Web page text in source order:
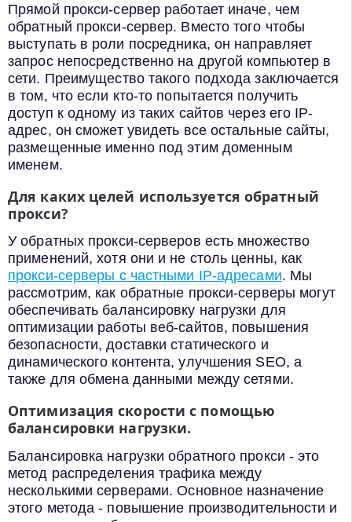
Прямой прокси-сервер работает иначе, чем
обратный прокси-сервер. Вместо того чтобы
выступать в роли посредника, он направляет
запрос непосредственно на другой компьютер в
сети. Преимущество такого подхода заключается
в том, что если кто-то попытается получить
доступ к одному из таких сайтов через его IP-
адрес, он сможет увидеть все остальные сайты,
размещенные именно под этим доменным
именем.
Для каких целей используется обратный
прокси?
У обратных прокси-серверов есть множество
применений, хотя они и не столь ценны, как
прокси-серверы с частными IP-адресами. Мы
рассмотрим, как обратные прокси-серверы могут
обеспечивать балансировку нагрузки для
оптимизации работы веб-сайтов, повышения
безопасности, доставки статического и
динамического контента, улучшения SEO, а
также для обмена данными между сетями.
Оптимизация скорости с помощью
балансировки нагрузки.
Балансировка нагрузки обратного прокси - это
метод распределения трафика между
несколькими серверами. Основное назначение
этого метода - повышение производительности и